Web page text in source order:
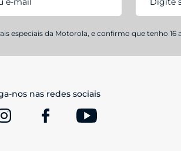
bateria de 5.200 mAh, tela 1.5K Extreme
certificação militar e muitos outros
smartphones robustos com excelente
. Equipado com tecnologia NFC, ele
especiais da Motorola, e confirmo que tenho 16
nos nas redes sociais